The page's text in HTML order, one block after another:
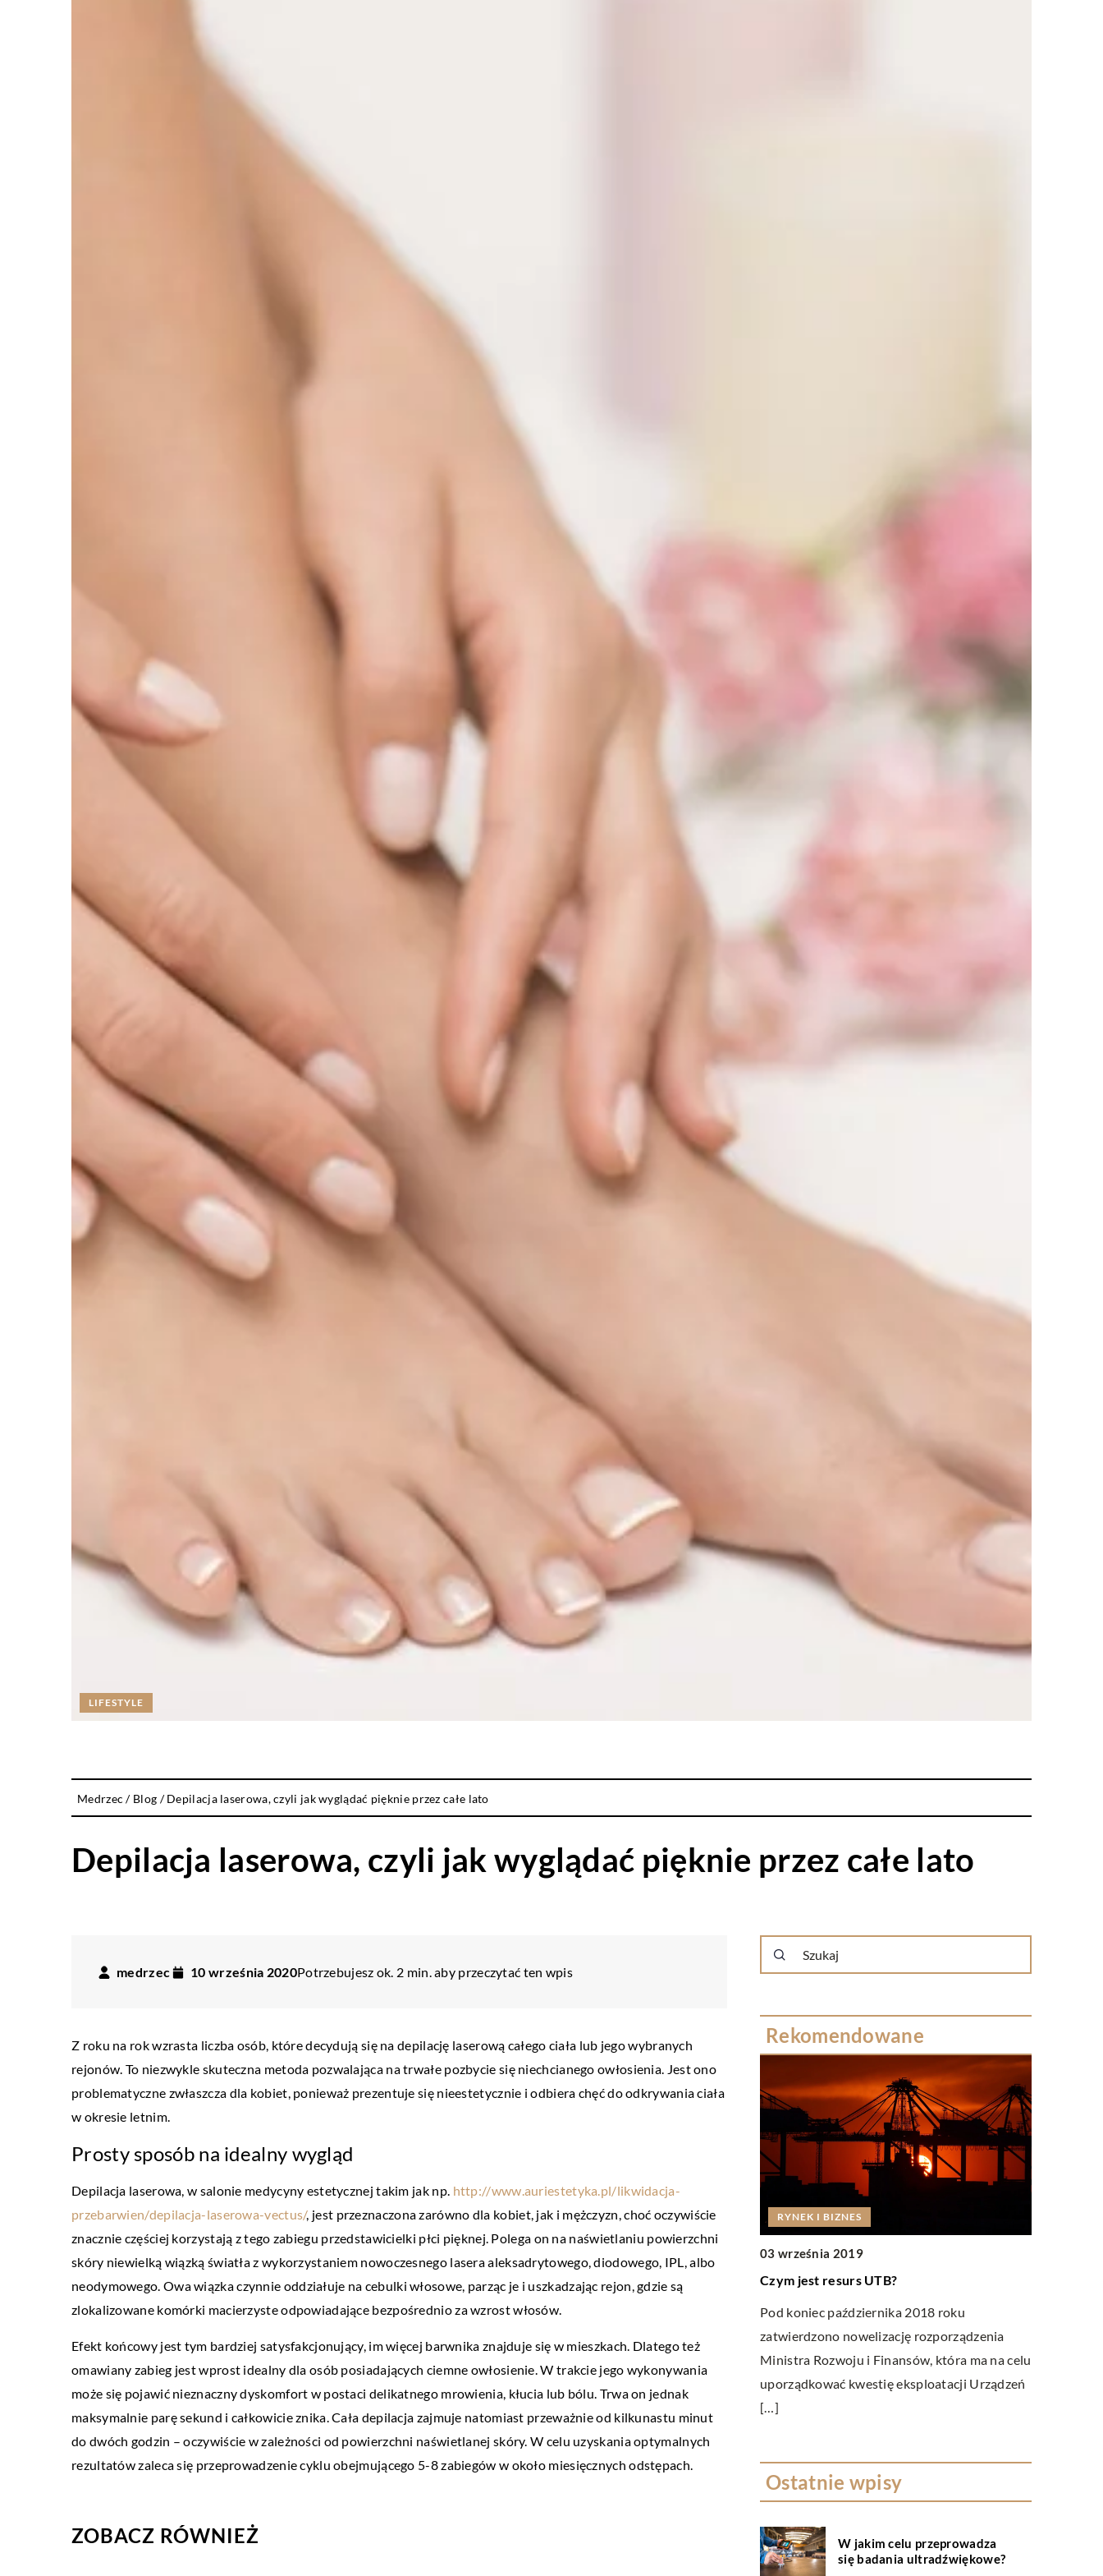
LIFESTYLE
Medrzec / Blog /Depilacja laserowa, czyli jak wyglądać pięknie przez całe lato
Depilacja laserowa, czyli jak wyglądać pięknie przez całe lato
medrzec 10 września 2020Potrzebujesz ok. 2 min. aby przeczytać ten wpis
Z roku na rok wzrasta liczba osób, które decydują się na depilację laserową całego ciała lub jego wybranych
rejonów. To niezwykle skuteczna metoda pozwalająca na trwałe pozbycie się niechcianego owłosienia. Jest ono
problematyczne zwłaszcza dla kobiet, ponieważ prezentuje się nieestetycznie i odbiera chęć do odkrywania ciała
w okresie letnim.
Prosty sposób na idealny wygląd
Depilacja laserowa, w salonie medycyny estetycznej takim jak np. http://www.auriestetyka.pl/likwidacja-
przebarwien/depilacja-laserowa-vectus/, jest przeznaczona zarówno dla kobiet, jak i mężczyzn, choć oczywiście
znacznie częściej korzystają z tego zabiegu przedstawicielki płci pięknej. Polega on na naświetlaniu powierzchni
skóry niewielką wiązką światła z wykorzystaniem nowoczesnego lasera aleksadrytowego, diodowego, IPL, albo
neodymowego. Owa wiązka czynnie oddziałuje na cebulki włosowe, parząc je i uszkadzając rejon, gdzie są
zlokalizowane komórki macierzyste odpowiadające bezpośrednio za wzrost włosów.
Efekt końcowy jest tym bardziej satysfakcjonujący, im więcej barwnika znajduje się w mieszkach. Dlatego też
omawiany zabieg jest wprost idealny dla osób posiadających ciemne owłosienie. W trakcie jego wykonywania
może się pojawić nieznaczny dyskomfort w postaci delikatnego mrowienia, kłucia lub bólu. Trwa on jednak
maksymalnie parę sekund i całkowicie znika. Cała depilacja zajmuje natomiast przeważnie od kilkunastu minut
do dwóch godzin – oczywiście w zależności od powierzchni naświetlanej skóry. W celu uzyskania optymalnych
rezultatów zaleca się przeprowadzenie cyklu obejmującego 5-8 zabiegów w około miesięcznych odstępach.
ZOBACZ RÓWNIEŻ
Rekomendowane
DOM
Jakie łóżko wybrać?
PRZEMYSŁ I TECHNIKA
20 kwietnia 2021
W jakim celu przeprowadza się badania
ultradźwiękowe?
RYNEK I BIZNES
03 września 2019
Czym jest resurs UTB?
Pod koniec października 2018 roku
zatwierdzono nowelizację rozporządzenia
Ministra Rozwoju i Finansów, która ma na celu
uporządkować kwestię eksploatacji Urządzeń
[…]
Ostatnie wpisy
W jakim celu przeprowadza
się badania ultradźwiękowe?